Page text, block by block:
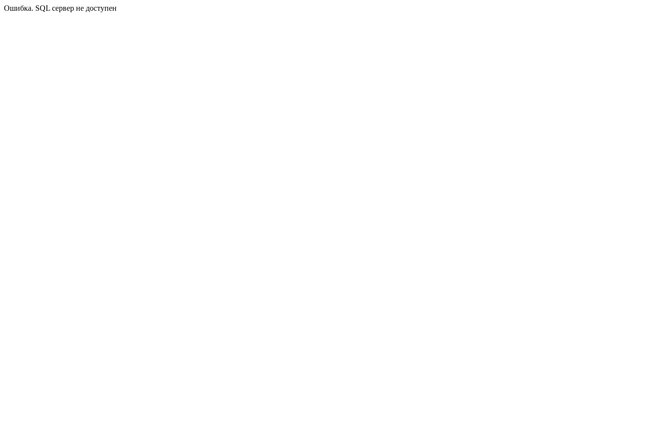
Ошибка. SQL сервер не доступен